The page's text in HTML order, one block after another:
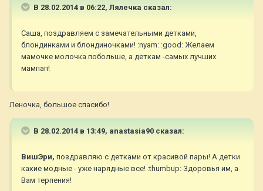
В 28.02.2014 в 06:22, Лялечка сказал:
Саша, поздравляем с замечательными детками,
блондинками и блондиночками! :nyam: :good: Желаем
мамочке молочка побольше, а деткам -самых лучших
мампап!
Леночка, большое спасибо!
В 28.02.2014 в 13:49, anastasia90 сказал:
ВишЭри, поздравляю с детками от красивой пары! А детки
какие модные - уже нарядные все! :thumbup: Здоровья им, а
Вам терпения!